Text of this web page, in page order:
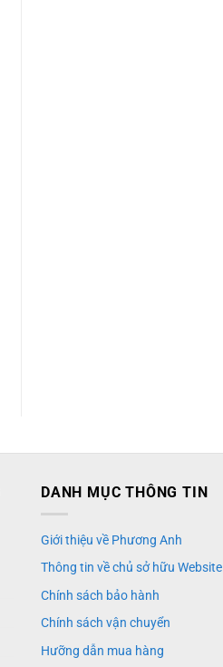
DANH MỤC THÔNG TIN
Giới thiệu về Phương Anh
Thông tin về chủ sở hữu Website
Chính sách bảo hành
Chính sách vận chuyển
Hưỡng dẫn mua hàng